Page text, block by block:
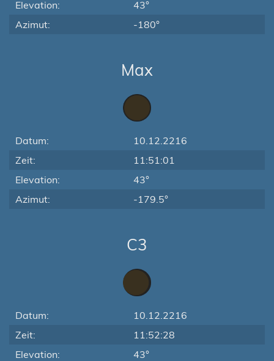
Elevation:
43°
Azimut:
-180°
Max
Datum:
10.12.2216
Zeit:
11:51:01
Elevation:
43°
Azimut:
-179.5°
C3
Datum:
10.12.2216
Zeit:
11:52:28
Elevation:
43°